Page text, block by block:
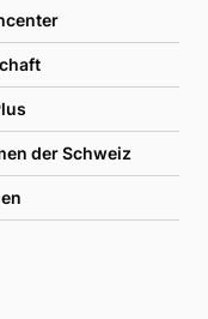
der Schweiz